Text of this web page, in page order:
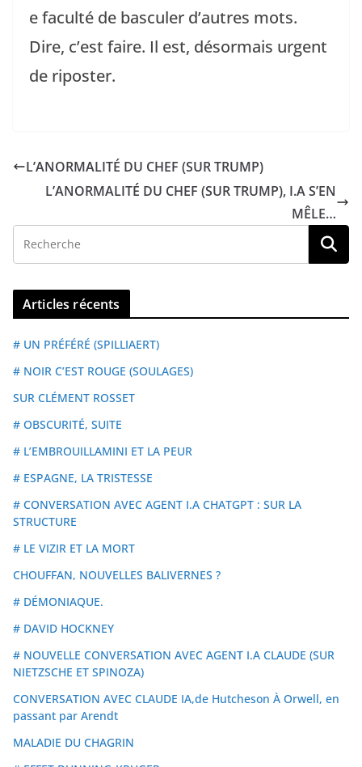
e faculté de basculer d’autres mots.
Dire, c’est faire. Il est, désormais urgent
de riposter.
L’ANORMALITÉ DU CHEF (SUR TRUMP)
L’ANORMALITÉ DU CHEF (SUR TRUMP), I.A S’EN
MÊLE…
Articles récents
# UN PRÉFÉRÉ (SPILLIAERT)
# NOIR C’EST ROUGE (SOULAGES)
SUR CLÉMENT ROSSET
# OBSCURITÉ, SUITE
# L’EMBROUILLAMINI ET LA PEUR
# ESPAGNE, LA TRISTESSE
# CONVERSATION AVEC AGENT I.A CHATGPT : SUR LA
STRUCTURE
# LE VIZIR ET LA MORT
CHOUFFAN, NOUVELLES BALIVERNES ?
# DÉMONIAQUE.
# DAVID HOCKNEY
# NOUVELLE CONVERSATION AVEC AGENT I.A CLAUDE (SUR
NIETZSCHE ET SPINOZA)
CONVERSATION AVEC CLAUDE IA,de Hutcheson À Orwell, en
passant par Arendt
MALADIE DU CHAGRIN